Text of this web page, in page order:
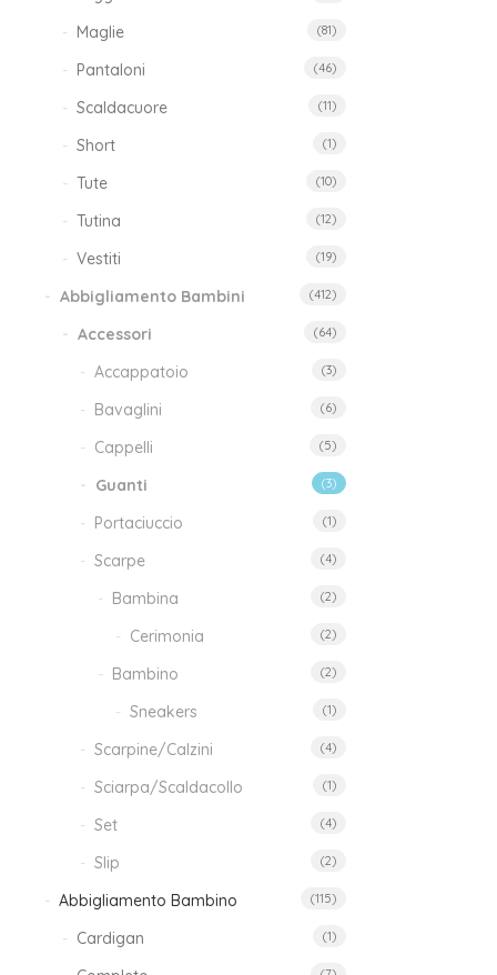
Maglie (81)
Pantaloni (46)
Scaldacuore (11)
Short (1)
Tute (10)
Tutina (12)
Vestiti (19)
Abbigliamento Bambini (412)
Accessori (64)
Accappatoio (3)
Bavaglini (6)
Cappelli (5)
Guanti (3)
Portaciuccio (1)
Scarpe (4)
Bambina (2)
Cerimonia (2)
Bambino (2)
Sneakers (1)
Scarpine/Calzini (4)
Sciarpa/Scaldacollo (1)
Set (4)
Slip (2)
Abbigliamento Bambino (115)
Cardigan (1)